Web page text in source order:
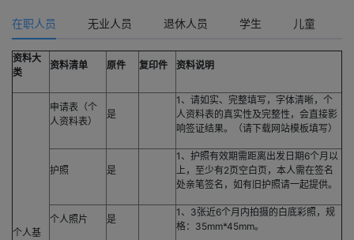
在职人员 无业人员 退休人员 学生 儿童
资料大
类
资料清单 原件 复印件 资料说明
个人基
申请表（个
人资料表）
是
1、请如实、完整填写，字体清晰，个
人资料表的真实性及完整性，会直接影
响签证结果。（请下载网站模板填写）
护照 是
1、护照有效期需距离出发日期6个月以
上，至少有2页空白页，本人需在签名
处亲笔签名，如有旧护照请一起提供。
个人照片 是
1、3张近6个月内拍摄的白底彩照，规
格：35mm*45mm。